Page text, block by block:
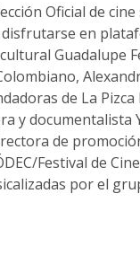
Oficial de
en
Guadalupe
de La
y documentalista
de
Festival de
por el